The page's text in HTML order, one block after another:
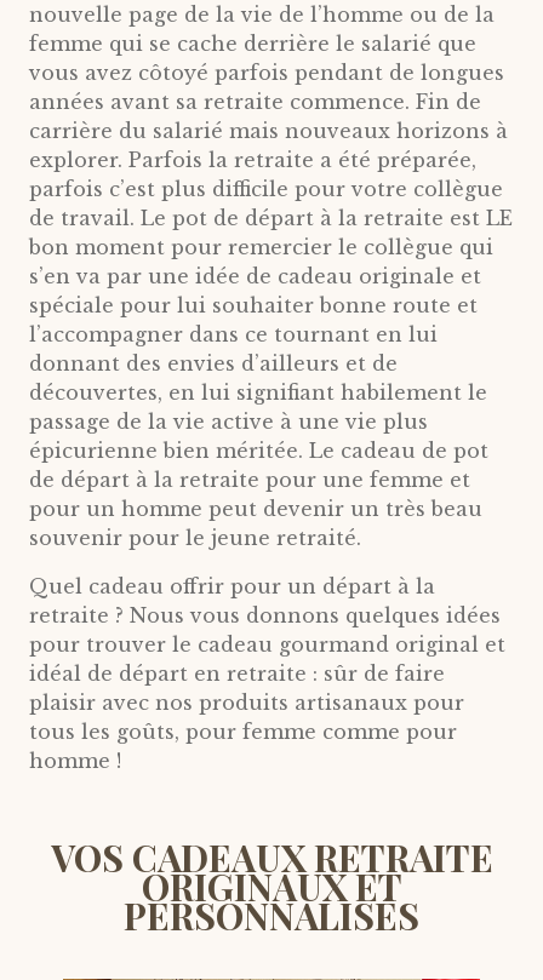
nouvelle page de la vie de l’homme ou de la
femme qui se cache derrière le salarié que
vous avez côtoyé parfois pendant de longues
années avant sa retraite commence. Fin de
carrière du salarié mais nouveaux horizons à
explorer. Parfois la retraite a été préparée,
parfois c’est plus difficile pour votre collègue
de travail. Le pot de départ à la retraite est LE
bon moment pour remercier le collègue qui
s’en va par une idée de cadeau originale et
spéciale pour lui souhaiter bonne route et
l’accompagner dans ce tournant en lui
donnant des envies d’ailleurs et de
découvertes, en lui signifiant habilement le
passage de la vie active à une vie plus
épicurienne bien méritée. Le cadeau de pot
de départ à la retraite pour une femme et
pour un homme peut devenir un très beau
souvenir pour le jeune retraité.
Quel cadeau offrir pour un départ à la
retraite ? Nous vous donnons quelques idées
pour trouver le cadeau gourmand original et
idéal de départ en retraite : sûr de faire
plaisir avec nos produits artisanaux pour
tous les goûts, pour femme comme pour
homme !
VOS CADEAUX RETRAITE
ORIGINAUX ET
PERSONNALISÉS